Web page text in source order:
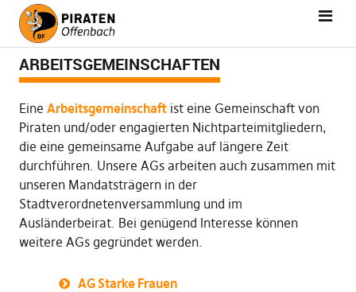
ARBEITSGEMEINSCHAFTEN
Eine Arbeitsgemeinschaftist eine Gemeinschaft von
Piraten und/oder engagierten Nichtparteimitgliedern,
die eine gemeinsame Aufgabe auf längere Zeit
durchführen. Unsere AGs arbeiten auch zusammen mit
unseren Mandatsträgern in der
Stadtverordnetenversammlung und im
Ausländerbeirat. Bei genügend Interesse können
weitere AGs gegründet werden.
AG Starke Frauen